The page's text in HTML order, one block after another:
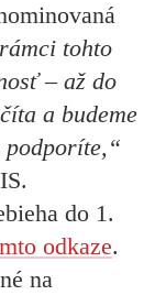
tohto
– až do
a budeme
do 1.
odkaze.
na